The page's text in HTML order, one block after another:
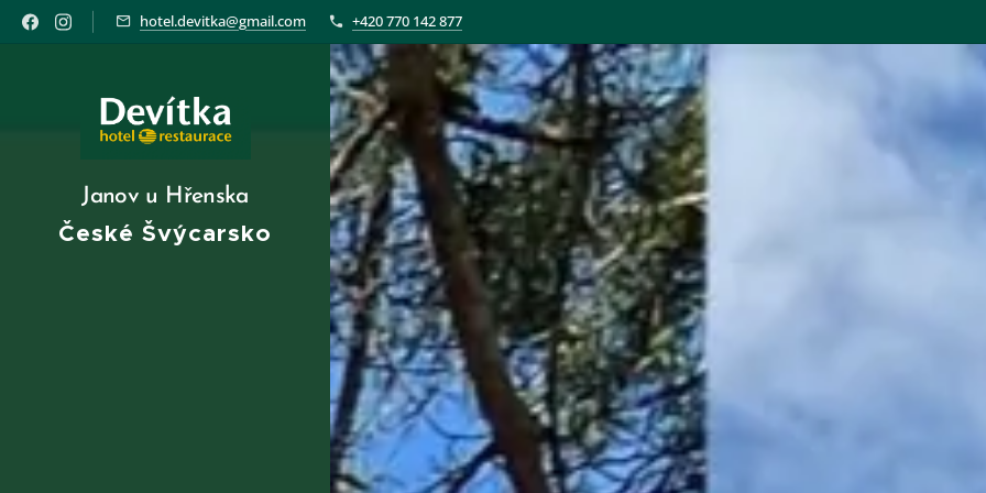
hotel.devitka@gmail.com +420 770 142 877
Janov u Hřenska
České Švýcarsko